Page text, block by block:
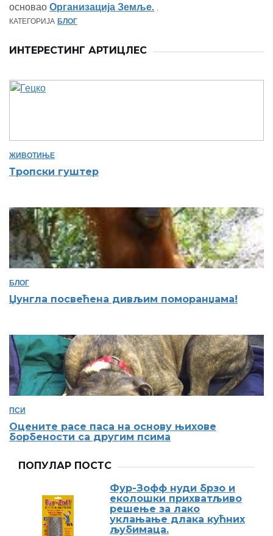
основао Организација Земље. .
КАТЕГОРИЈА БЛОГ
ИНТЕРЕСТИНГ АРТИЦЛЕС
ЖИВОТИЊЕ
Тропски гуштер
БЛОГ
Џунгла посвећена дивљим поморанџама!
ПСИ
Оцените расе паса на основу њихове
борбености са другим псима
ПОПУЛАР ПОСТС
Фур-Зофф нуди брзо и
еколошки прихватљиво
решење за лако
уклањање длака кућних
љубимаца.